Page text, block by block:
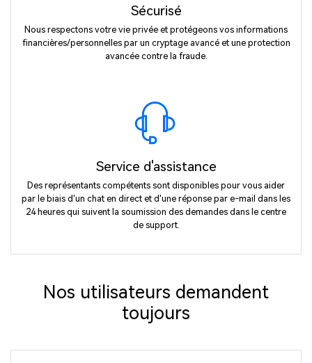
Sécurisé
Nous respectons votre vie privée et protégeons vos informations
financières/personnelles par un cryptage avancé et une protection
avancée contre la fraude.
Service d'assistance
Des représentants compétents sont disponibles pour vous aider
par le biais d'un chat en direct et d'une réponse par e-mail dans les
24 heures qui suivent la soumission des demandes dans le centre
de support.
Nos utilisateurs demandent
toujours